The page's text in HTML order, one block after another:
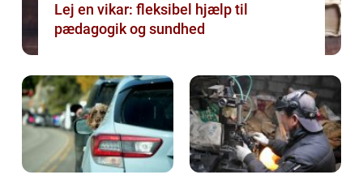
Lej en vikar: fleksibel hjælp til
pædagogik og sundhed